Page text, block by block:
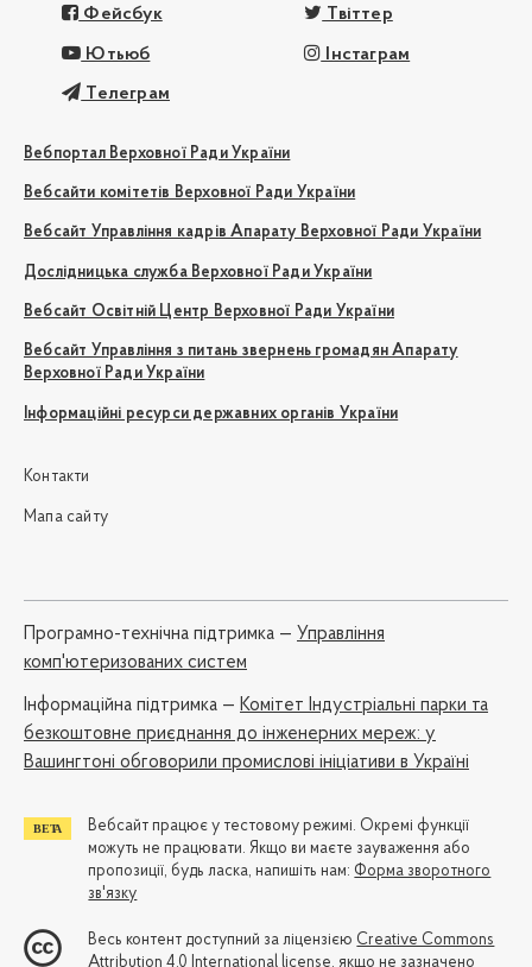
Фейсбук Твіттер
Ютьюб Інстаграм
Телеграм
Вебпортал Верховної Ради України
Вебсайти комітетів Верховної Ради України
Вебсайт Управління кадрів Апарату Верховної Ради України
Дослідницька служба Верховної Ради України
Вебсайт Освітній Центр Верховної Ради України
Вебсайт Управління з питань звернень громадян Апарату
Верховної Ради України
Інформаційні ресурси державних органів України
Контакти
Мапа сайту
Програмно-технічна підтримка — Управління
комп'ютеризованих систем
Iнформаційна підтримка — Комітет Індустріальні парки та
безкоштовне приєднання до інженерних мереж: у
Вашингтоні обговорили промислові ініціативи в Україні
Вебсайт працює у тестовому режимі. Окремі функції
можуть не працювати. Якщо ви маєте зауваження або
пропозиції, будь ласка, напишіть нам: Форма зворотного
зв'язку
Весь контент доступний за ліцензією Creative Commons
Attribution 4.0 International license, якщо не зазначено